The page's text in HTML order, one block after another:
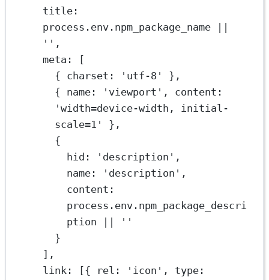
title:
process.env.npm_package_name
'' ,
meta: [
{ charset:
'utf-8'
},
{ name:
'viewport'
'width=device-width, initial-
scale=1'
},
{
hid:
'description' ,
name:
'description' ,
content:
process.env.npm_package_descri
ption
''
}
],
link: [{ rel:
'icon'